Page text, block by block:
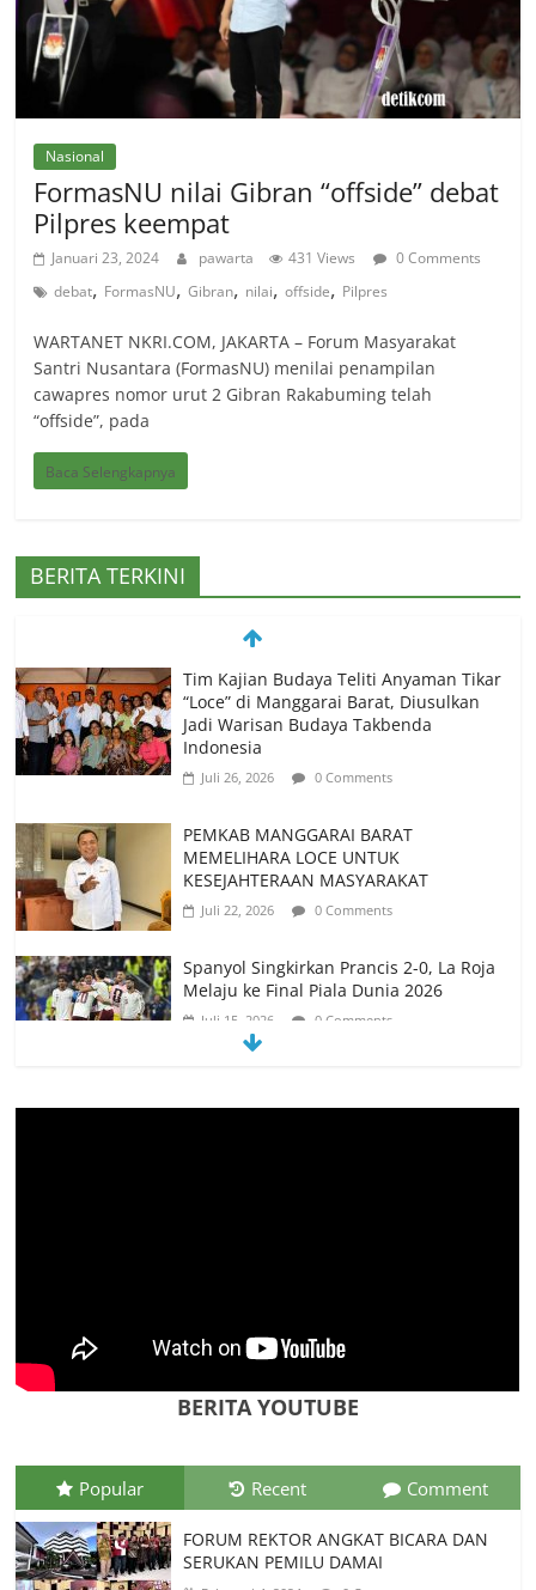
Nasional
FormasNU nilai Gibran “offside” debat
Pilpres keempat
Januari 23, 2024 pawarta 431 Views
0 Comments
debat, FormasNU,Gibran, nilai,offside, Pilpres
WARTANET NKRI.COM, JAKARTA – Forum Masyarakat
Santri Nusantara (FormasNU) menilai penampilan
cawapres nomor urut 2 Gibran Rakabuming telah
“offside”, pada
Baca Selengkapnya
BERITA TERKINI
“Loce” di Manggarai Barat, Diusulkan
Jadi Warisan Budaya Takbenda
Indonesia
Juli 26, 2026
MEMELIHARA LOCE UNTUK
KESEJAHTERAAN MASYARAKAT
Juli 22, 2026 0 Comments
Melaju ke Final Piala Dunia 2026
Juli 15, 2026 0 Comments
Kupang Sebagai Seremonial Tahunan
BERITA YOUTUBE
Popular Recent Comment
FORUM REKTOR ANGKAT BICARA DAN
SERUKAN PEMILU DAMAI